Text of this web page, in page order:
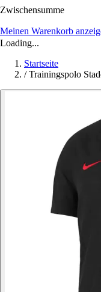
Zwischensumme
Meinen Warenkorb
Loading...
Startseite
/ Trainingspolo